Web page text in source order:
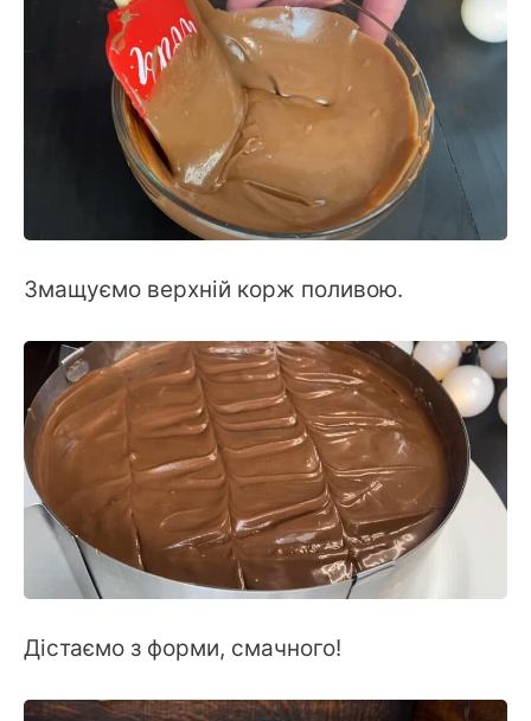
Змащуємо верхній корж поливою.
Дістаємо з форми, смачного!